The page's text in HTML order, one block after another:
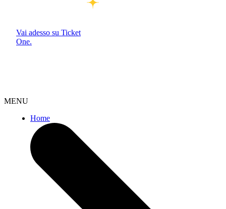
Vai adesso su Ticket
One.
MENU
Home